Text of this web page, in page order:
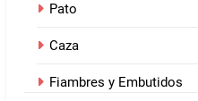
Pato
Caza
Fiambres y Embutidos